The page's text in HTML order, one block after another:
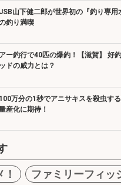
山下健二郎が世界初の『釣り専用
釣り満喫
ー釣行で40匹の爆釣！【滋賀】 好
ドの威力とは？
万分の1秒でアニサキスを殺虫す
化に期待！
ファミリーフィッ